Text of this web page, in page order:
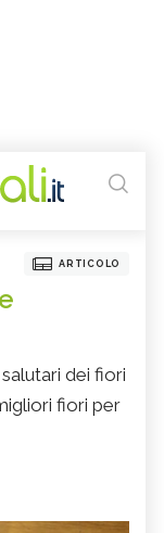
ARTICOLO
dei fiori
fiori per